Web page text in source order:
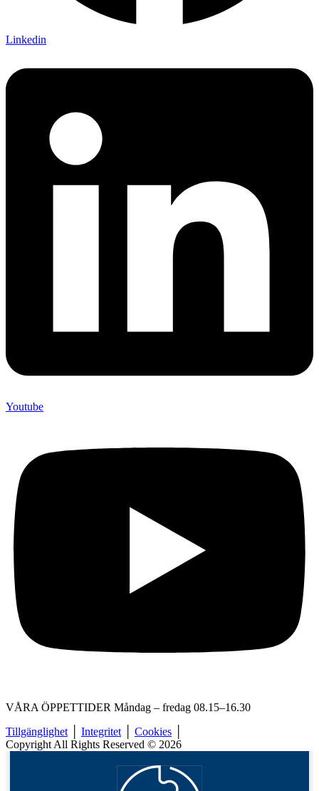
Linkedin
Youtube
VÅRA ÖPPETTIDER Måndag – fredag 08.15–16.30
Tillgänglighet
Integritet Cookies
Copyright All Rights Reserved © 2026